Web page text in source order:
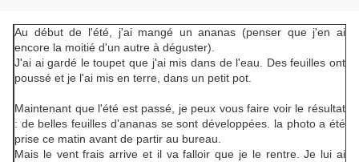
Au début de l'été, j'ai mangé un ananas (penser que j'en ai
encore la moitié d'un autre à déguster).
J'ai ai gardé le toupet que j'ai mis dans de l'eau. Des feuilles ont
poussé et je l'ai mis en terre, dans un petit pot.
Maintenant que l'été est passé, je peux vous faire voir le résultat
: de belles feuilles d'ananas se sont développées. la photo a été
prise ce matin avant de partir au bureau.
Mais le vent frais arrive et il va falloir que je le rentre. Je lui ai